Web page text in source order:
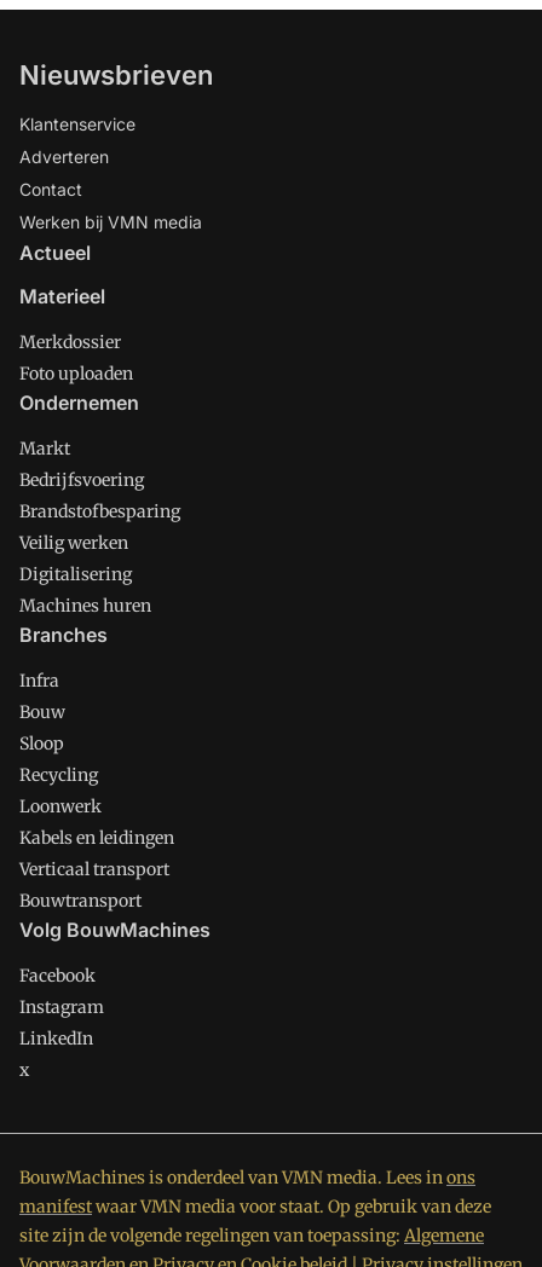
Nieuwsbrieven
Klantenservice
Adverteren
Contact
Werken bij VMN media
Actueel
Materieel
Merkdossier
Foto uploaden
Ondernemen
Markt
Bedrijfsvoering
Brandstofbesparing
Veilig werken
Digitalisering
Machines huren
Branches
Infra
Bouw
Sloop
Recycling
Loonwerk
Kabels en leidingen
Verticaal transport
Bouwtransport
Volg BouwMachines
Facebook
Instagram
LinkedIn
x
BouwMachines is onderdeel van VMN media. Lees inons
manifestwaar VMN media voor staat. Op gebruik van deze
site zijn de volgende regelingen van toepassing: Algemene